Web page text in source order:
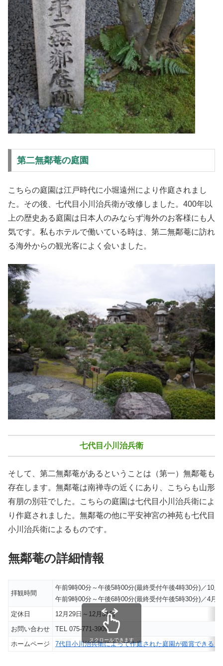
第二無鄰菴の庭園
こちらの庭園は江戸時代に小堀遠州により作庭されまし
た。その後、七代目小川治兵衛が改修しました。400年以
上の歴史ある庭園は日本人のみならず海外のお客様にも人
気です。私もホテルで働いている時は、第二無鄰菴に訪れ
る海外からの観光客によく会いました。
七代目小川治兵衛
そして、第二無鄰菴があるということは（第一）無鄰菴も
存在します。無鄰菴は南禅寺の近くにあり、こちらも山形
有朋の別荘でした。こちらの庭園は七代目小川治兵衛によ
り作庭されました。無鄰菴の他に平安神宮の神苑も七代目
小川治兵衛によるものです。
無鄰菴の詳細情報
拝観時間
午前9時00分～午後5時00分(最終受付午後4時30分)／10月
午前9時00分～午後6時00分(最終受付午後5時30分)／4月
定休日
12月29日～12月31日
お問い合わせ
TEL 075-771-3909
ホームページ
7代目小川治兵衛によって作庭された庭園が鑑賞できる【
スクロールできます